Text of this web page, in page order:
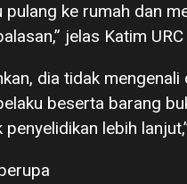
ke rumah dan
jelas Katim
dia tidak
beserta barang
lebih